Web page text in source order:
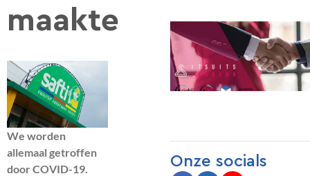
maakte
We worden
allemaal getroffen
door COVID-19.
Onze socials